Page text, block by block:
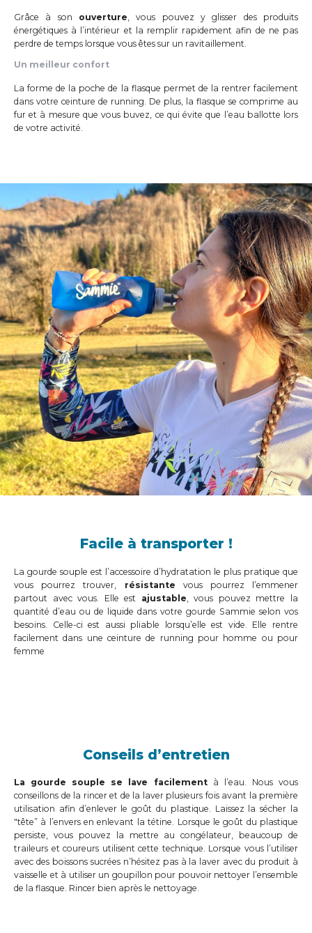
Grâce à son ouverture , vous pouvez y glisser des produits
énergétiques à l’intérieur et la remplir rapidement afin de ne pas
perdre de temps lorsque vous êtes sur un ravitaillement.
Un meilleur confort
La forme de la poche de la flasque permet de la rentrer facilement
dans votre ceinture de running. De plus, la flasque se comprime au
fur et à mesure que vous buvez, ce qui évite que l’eau ballotte lors
de votre activité.
Facile à transporter !
La gourde souple est l’accessoire d’hydratation le plus pratique que
vous pourrez trouver, résistante vous pourrez l’emmener
partout avec vous. Elle est ajustable , vous pouvez mettre la
quantité d’eau ou de liquide dans votre gourde Sammie selon vos
besoins. Celle-ci est aussi pliable lorsqu’elle est vide. Elle rentre
facilement dans une ceinture de running pour homme ou pour
femme
Conseils d’entretien
La gourde souple se lave facilementà l’eau. Nous vous
conseillons de la rincer et de la laver plusieurs fois avant la première
utilisation afin d’enlever le goût du plastique. Laissez la sécher la
"tête” à l’envers en enlevant la tétine. Lorsque le goût du plastique
persiste, vous pouvez la mettre au congélateur, beaucoup de
traileurs et coureurs utilisent cette technique. Lorsque vous l’utiliser
avec des boissons sucrées n’hésitez pas à la laver avec du produit à
vaisselle et à utiliser un goupillon pour pouvoir nettoyer l’ensemble
de la flasque. Rincer bien après le nettoyage.